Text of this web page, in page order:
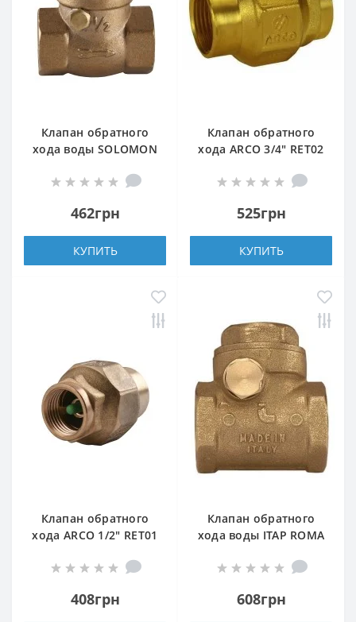
Клапан обратного
хода воды SOLOMON
462грн
КУПИТЬ
Клапан обратного
хода ARCO 3/4″ RET02
525грн
КУПИТЬ
Клапан обратного
хода ARCO 1/2″ RET01
408грн
Клапан обратного
хода воды ITAP ROMA
608грн